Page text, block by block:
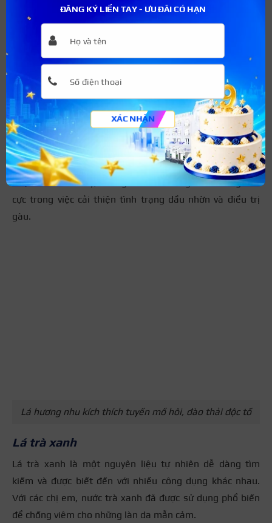
Vỏ bưởi là một trong những nguyên liệu dễ dàng tìm
kiếm
Lá hương nhu
Theo nghiên cứu, lá hương nhu là loại thảo dược mang lại
nhiều hiệu quả tích cực cho mái tóc. Với tính ấm, loại lá
này có khả năng kích thích tuyến mồ hôi, từ đó dễ dàng
loại bỏ những độc tố trên da đầu.
Thực tiễn cho thấy, hương nhu có những ảnh hưởng tích
cực trong việc cải thiện tình trạng dầu nhờn và điều trị
gàu.
Lá hương nhu kích thích tuyến mồ hôi, đào thải độc tố
Lá trà xanh
Lá trà xanh là một nguyên liệu tự nhiên dễ dàng tìm
kiếm và được biết đến với nhiều công dụng khác nhau.
Với các chị em, nước trà xanh đã được sử dụng phổ biến
để chống viêm cho những làn da mẫn cảm.
ĐĂNG KÝ LIỀN TAY - ƯU ĐÃI CÓ HẠN
XÁC NHẬN